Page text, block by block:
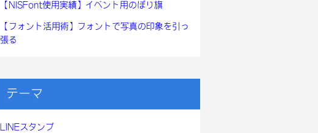
【NISFont使用実績】イベント用のぼり旗
【フォント活用術】フォントで写真の印象を引っ
張る
テーマ
LINEスタンプ